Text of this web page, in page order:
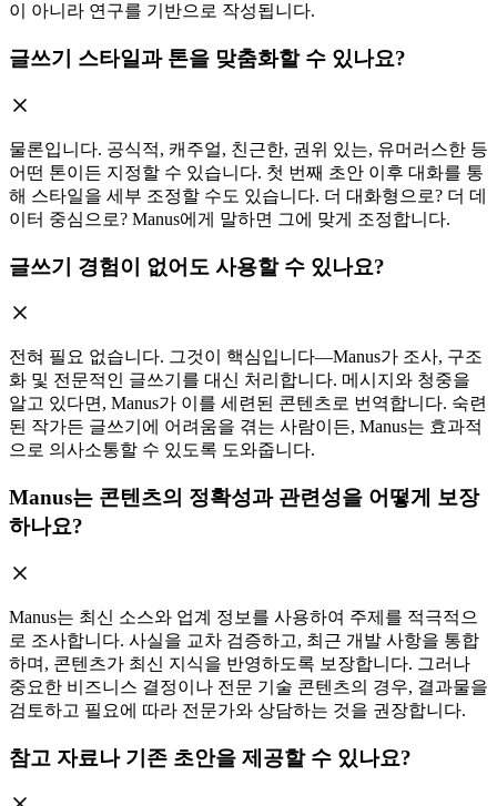
이 아니라 연구를 기반으로 작성됩니다.
글쓰기 스타일과 톤을 맞춤화할 수 있나요?
물론입니다. 공식적, 캐주얼, 친근한, 권위 있는, 유머러스한 등
어떤 톤이든 지정할 수 있습니다. 첫 번째 초안 이후 대화를 통
해 스타일을 세부 조정할 수도 있습니다. 더 대화형으로? 더 데
이터 중심으로? Manus에게 말하면 그에 맞게 조정합니다.
글쓰기 경험이 없어도 사용할 수 있나요?
전혀 필요 없습니다. 그것이 핵심입니다—Manus가 조사, 구조
화 및 전문적인 글쓰기를 대신 처리합니다. 메시지와 청중을
알고 있다면, Manus가 이를 세련된 콘텐츠로 번역합니다. 숙련
된 작가든 글쓰기에 어려움을 겪는 사람이든, Manus는 효과적
으로 의사소통할 수 있도록 도와줍니다.
Manus는 콘텐츠의 정확성과 관련성을 어떻게 보장
하나요?
Manus는 최신 소스와 업계 정보를 사용하여 주제를 적극적으
로 조사합니다. 사실을 교차 검증하고, 최근 개발 사항을 통합
하며, 콘텐츠가 최신 지식을 반영하도록 보장합니다. 그러나
중요한 비즈니스 결정이나 전문 기술 콘텐츠의 경우, 결과물을
검토하고 필요에 따라 전문가와 상담하는 것을 권장합니다.
참고 자료나 기존 초안을 제공할 수 있나요?